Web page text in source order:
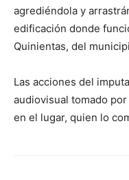
agrediéndola y
edificación donde
Quinientas, del
Las acciones del
audiovisual tomado
en el lugar, quien lo